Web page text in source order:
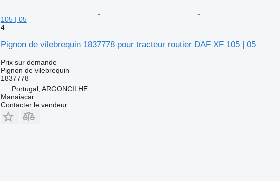
105 | 05
4
Pignon de vilebrequin 1837778 pour tracteur routier DAF XF 105 | 05
Prix sur demande
Pignon de vilebrequin
1837778
Portugal, ARGONCILHE
Manaiacar
Contacter le vendeur